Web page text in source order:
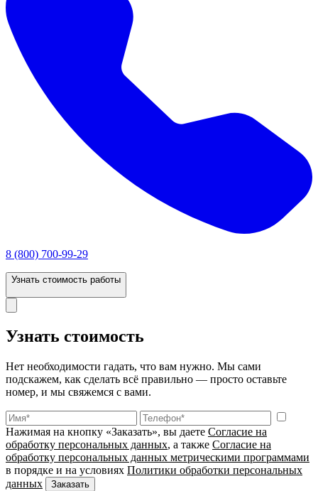
8 (800) 700-99-29
Узнать стоимость работы
Узнать стоимость
Нет необходимости гадать, что вам нужно. Мы сами
подскажем, как сделать всё правильно — просто оставьте
номер, и мы свяжемся с вами.
Нажимая на кнопку «Заказать», вы даете Согласие на
обработку персональных данных, а также Согласие на
обработку персональных данных метрическими программами
в порядке и на условиях Политики обработки персональных
данных
Заказать